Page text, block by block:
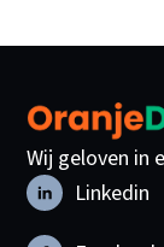
Wij geloven in
Linkedin